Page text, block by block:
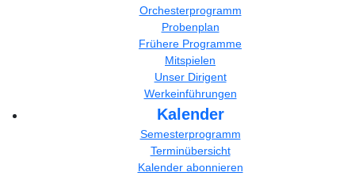
Orchesterprogramm
Probenplan
Frühere Programme
Mitspielen
Unser Dirigent
Werkeinführungen
Kalender
Semesterprogramm
Terminübersicht
Kalender abonnieren